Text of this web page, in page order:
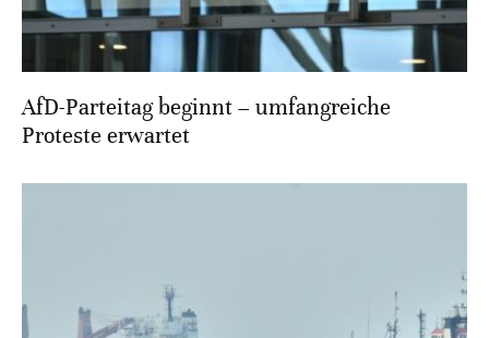
AfD-Parteitag beginnt – umfangreiche
Proteste erwartet